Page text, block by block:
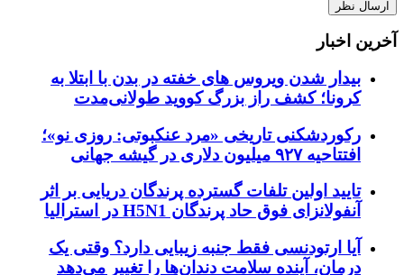
آخرین اخبار
بیدار شدن ویروس‌ های خفته در بدن با ابتلا به
کرونا؛ کشف راز بزرگ کووید طولانی‌مدت
رکوردشکنی تاریخی «مرد عنکبوتی: روزی نو»؛
افتتاحیه ۹۲۷ میلیون دلاری در گیشه جهانی
تایید اولین تلفات گسترده پرندگان دریایی بر اثر
آنفولانزای فوق حاد پرندگان H5N1 در استرالیا
آیا ارتودنسی فقط جنبه زیبایی دارد؟ وقتی یک
درمان، آینده سلامت دندان‌ها را تغییر می‌دهد